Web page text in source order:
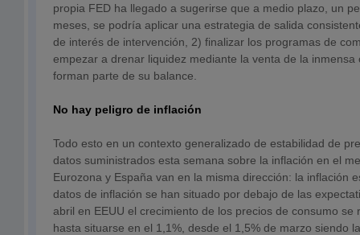
propia FED ha llegado a sugerirse que a medio plazo, un
meses, se podría aplicar una estrategia de salida
de interés de intervención, 2) finalizar los programas de
empezar a drenar liquidez mediante la venta de la
forman parte de su balance.
No hay peligro de inflación
Todo esto en un contexto generalizado de estabilidad de
datos suministrados esta semana sobre la inflación en el
Eurozona y España van en la misma dirección: la inflación
datos de inflación se han situado por debajo de las
abril en EEUU el crecimiento de los precios de consumo se
hasta situarse en el 1,1%, desde el 1,5% de marzo siendo